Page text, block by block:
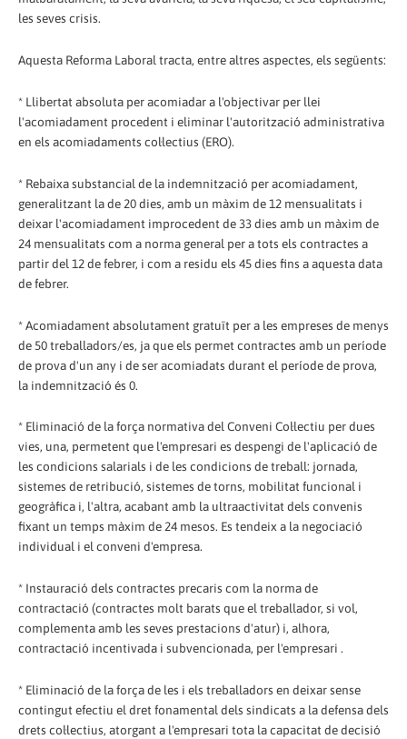
les seves crisis.
Aquesta Reforma Laboral tracta, entre altres aspectes, els següents:
* Llibertat absoluta per acomiadar a l'objectivar per llei
l'acomiadament procedent i eliminar l'autorització administrativa
en els acomiadaments col·lectius (ERO).
* Rebaixa substancial de la indemnització per acomiadament,
generalitzant la de 20 dies, amb un màxim de 12 mensualitats i
deixar l'acomiadament improcedent de 33 dies amb un màxim de
24 mensualitats com a norma general per a tots els contractes a
partir del 12 de febrer, i com a residu els 45 dies fins a aquesta data
de febrer.
* Acomiadament absolutament gratuït per a les empreses de menys
de 50 treballadors/es, ja que els permet contractes amb un període
de prova d'un any i de ser acomiadats durant el període de prova,
la indemnització és 0.
* Eliminació de la força normativa del Conveni Col·lectiu per dues
vies, una, permetent que l'empresari es despengi de l'aplicació de
les condicions salarials i de les condicions de treball: jornada,
sistemes de retribució, sistemes de torns, mobilitat funcional i
geogràfica i, l'altra, acabant amb la ultraactivitat dels convenis
fixant un temps màxim de 24 mesos. Es tendeix a la negociació
individual i el conveni d'empresa.
* Instauració dels contractes precaris com la norma de
contractació (contractes molt barats que el treballador, si vol,
complementa amb les seves prestacions d'atur) i, alhora,
contractació incentivada i subvencionada, per l'empresari .
* Eliminació de la força de les i els treballadors en deixar sense
contingut efectiu el dret fonamental dels sindicats a la defensa dels
drets col·lectius, atorgant a l'empresari tota la capacitat de decisió